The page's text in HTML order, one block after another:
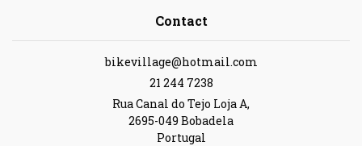
Contact
bikevillage@hotmail.com
21 244 7238
Rua Canal do Tejo Loja A,
2695-049 Bobadela
Portugal